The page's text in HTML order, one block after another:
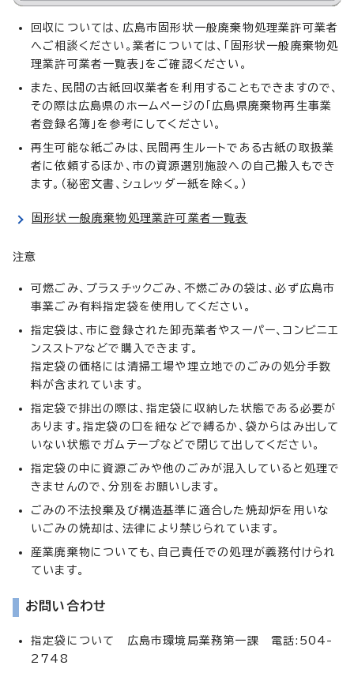
回収については、広島市固形状一般廃棄物処理業許可業者
へご相談ください。業者については、「固形状一般廃棄物処
理業許可業者一覧表」をご確認ください。
また、民間の古紙回収業者を利用することもできますので、
その際は広島県のホームページの「広島県廃棄物再生事業
者登録名簿」を参考にしてください。
再生可能な紙ごみは、民間再生ルートである古紙の取扱業
者に依頼するほか、市の資源選別施設への自己搬入もでき
ます。（秘密文書、シュレッダー紙を除く。）
固形状一般廃棄物処理業許可業者一覧表
注意
可燃ごみ、プラスチックごみ、不燃ごみの袋は、必ず広島市
事業ごみ有料指定袋を使用してください。
指定袋は、市に登録された卸売業者やスーパー、コンビニエ
ンスストアなどで購入できます。
指定袋の価格には清掃工場や埋立地でのごみの処分手数
料が含まれています。
指定袋で排出の際は、指定袋に収納した状態である必要が
あります。指定袋の口を紐などで縛るか、袋からはみ出して
いない状態でガムテープなどで閉じて出してください。
指定袋の中に資源ごみや他のごみが混入していると処理で
きませんので、分別をお願いします。
ごみの不法投棄及び構造基準に適合した焼却炉を用いな
いごみの焼却は、法律により禁じられています。
産業廃棄物についても、自己責任での処理が義務付けられ
ています。
お問い合わせ
指定袋について 広島市環境局業務第一課 電話:504-
2748